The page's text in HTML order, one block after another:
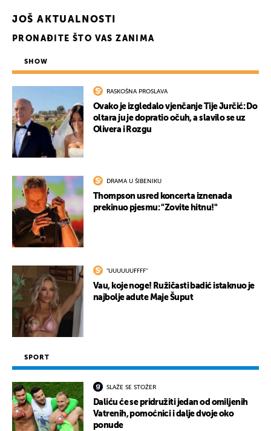
JOŠ AKTUALNOSTI
PRONAĐITE ŠTO VAS ZANIMA
SHOW
RASKOŠNA PROSLAVA
Ovako je izgledalo vjenčanje Tije Jurčić: Do
oltara ju je dopratio očuh, a slavilo se uz
Olivera i Rozgu
DRAMA U ŠIBENIKU
Thompson usred koncerta iznenada
prekinuo pjesmu: "Zovite hitnu!"
"UUUUUUFFFF"
Vau, koje noge! Ružičasti badić istaknuo je
najbolje adute Maje Šuput
SPORT
SLAŽE SE STOŽER
Daliću će se pridružiti jedan od omiljenih
Vatrenih, pomoćnici i dalje dvoje oko
ponude